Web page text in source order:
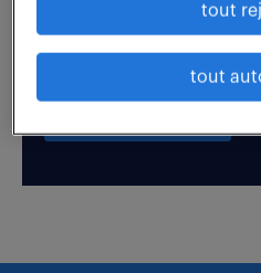
Boostez votre visibilité
en postulant par
tout
tout